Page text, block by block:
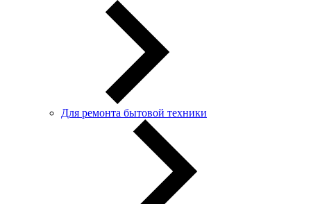
Для ремонта бытовой техники